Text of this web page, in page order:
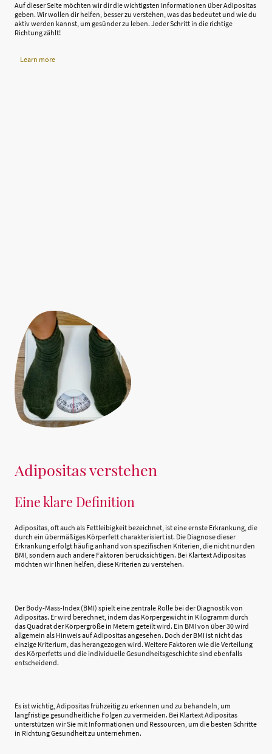
Auf dieser Seite möchten wir dir die wichtigsten Informationen über Adipositas
geben. Wir wollen dir helfen, besser zu verstehen, was das bedeutet und wie du
aktiv werden kannst, um gesünder zu leben. Jeder Schritt in die richtige
Richtung zählt!
Learn more
Adipositas verstehen
Eine klare Definition
Adipositas, oft auch als Fettleibigkeit bezeichnet, ist eine ernste Erkrankung, die
durch ein übermäßiges Körperfett charakterisiert ist. Die Diagnose dieser
Erkrankung erfolgt häufig anhand von spezifischen Kriterien, die nicht nur den
BMI, sondern auch andere Faktoren berücksichtigen. Bei Klartext Adipositas
möchten wir Ihnen helfen, diese Kriterien zu verstehen.
Der Body-Mass-Index (BMI) spielt eine zentrale Rolle bei der Diagnostik von
Adipositas. Er wird berechnet, indem das Körpergewicht in Kilogramm durch
das Quadrat der Körpergröße in Metern geteilt wird. Ein BMI von über 30 wird
allgemein als Hinweis auf Adipositas angesehen. Doch der BMI ist nicht das
einzige Kriterium, das herangezogen wird. Weitere Faktoren wie die Verteilung
des Körperfetts und die individuelle Gesundheitsgeschichte sind ebenfalls
entscheidend.
Es ist wichtig, Adipositas frühzeitig zu erkennen und zu behandeln, um
langfristige gesundheitliche Folgen zu vermeiden. Bei Klartext Adipositas
unterstützen wir Sie mit Informationen und Ressourcen, um die besten Schritte
in Richtung Gesundheit zu unternehmen.